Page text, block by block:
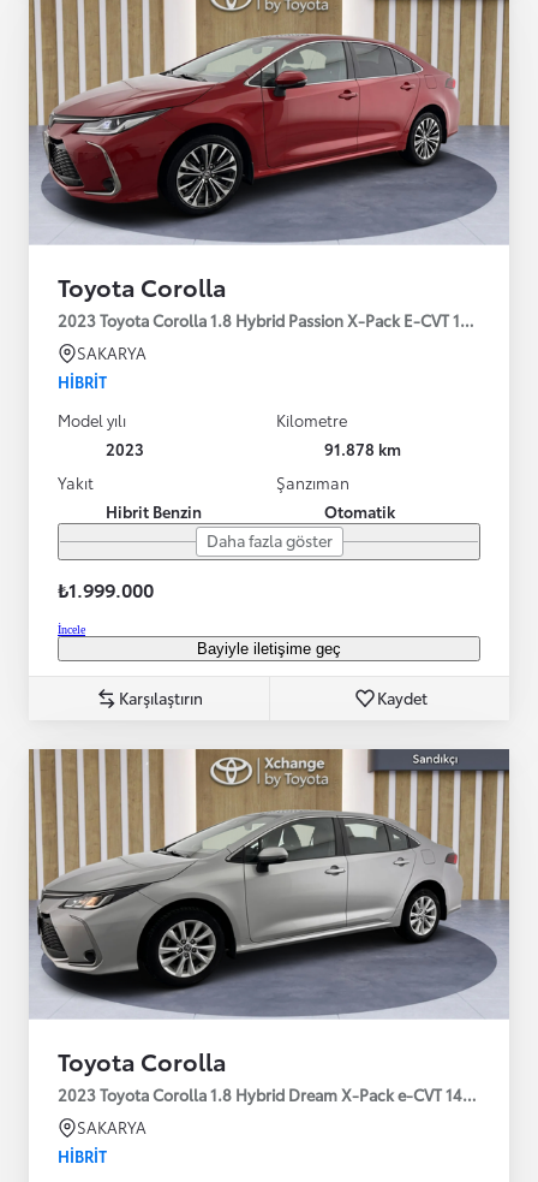
Toyota Corolla
2023 Toyota Corolla 1.8 Hybrid Passion X-Pack E-CVT 140HP
SAKARYA
HIBRIT
Model yılı
2023
Kilometre
91.878 km
Yakıt
Hibrit Benzin
Şanzıman
Otomatik
Daha fazla göster
₺1.999.000
İncele
Bayiyle iletişime geç
Karşılaştırın Kaydet
Toyota Corolla
2023 Toyota Corolla 1.8 Hybrid Dream X-Pack e-CVT 140HP
SAKARYA
HIBRIT